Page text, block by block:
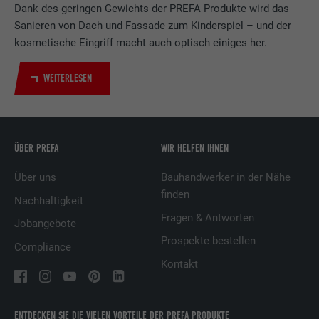
Dank des geringen Gewichts der PREFA Produkte wird das
Sanieren von Dach und Fassade zum Kinderspiel – und der
kosmetische Eingriff macht auch optisch einiges her.
WEITERLESEN
ENTDECKEN SIE DIE VIELEN VORTEILE DER PREFA PRODUKTE
ÜBER PREFA
Über uns
Nachhaltigkeit
Jobangebote
Compliance
WIR HELFEN IHNEN
Bauhandwerker in der Nähe
finden
Fragen & Antworten
Prospekte bestellen
Kontakt
Zweck
LinkedIn für die Verfolgung der
Verwendung von eingebetteten
Dienstleistungen.
Anbieter LinkedIn
Laufzeit
Wird verwendet, um Besucher auf
mehreren Webseiten zu verfolgen, um
relevante Werbung basierend auf den